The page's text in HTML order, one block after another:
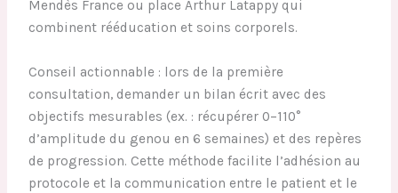
Mendès France ou place Arthur Latappy qui
combinent rééducation et soins corporels.
Conseil actionnable : lors de la première
consultation, demander un bilan écrit avec des
objectifs mesurables (ex. : récupérer 0–110°
d’amplitude du genou en 6 semaines) et des repères
de progression. Cette méthode facilite l’adhésion au
protocole et la communication entre le patient et le